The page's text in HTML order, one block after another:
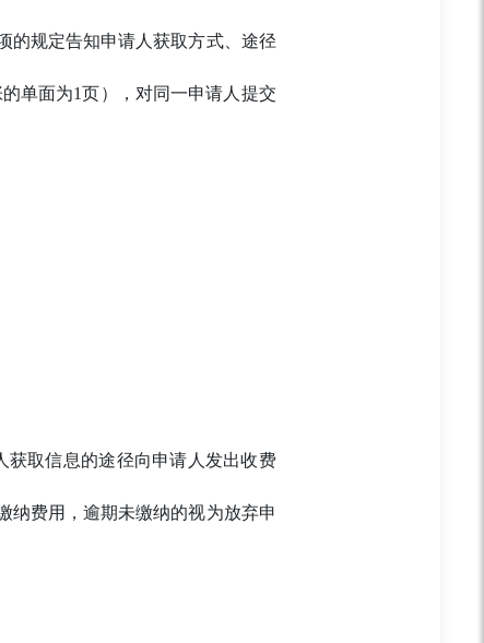
的规定告知申请人获取方式、途径
单面为1页），对同一申请人提交
获取信息的途径向申请人发出收费
纳费用，逾期未缴纳的视为放弃申